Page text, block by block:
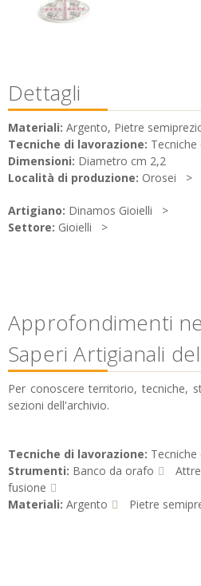
Dettagli
Materiali: Argento, Pietre
Tecniche di lavorazione:
Dimensioni: Diametro cm 2,2
Località di produzione: Orosei
Artigiano: Dinamos Gioielli
Settore: Gioielli
Approfondimenti
Saperi Artigianali
Per conoscere territorio, tecniche,
sezioni dell'archivio.
Tecniche di lavorazione:
Strumenti: Banco da orafo
fusione
Materiali: Argento Pietre